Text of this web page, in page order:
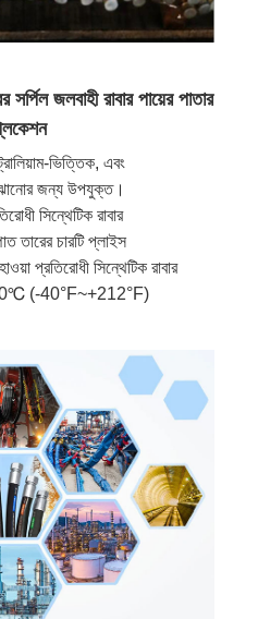
জলবাহী রাবার পায়ের পাতার
ভিত্তিক, এবং
জন্য উপযুক্ত।
সিন্থেটিক রাবার
তারের চারটি প্লাইস
প্রতিরোধী সিন্থেটিক রাবার
(-40°F~+212°F)